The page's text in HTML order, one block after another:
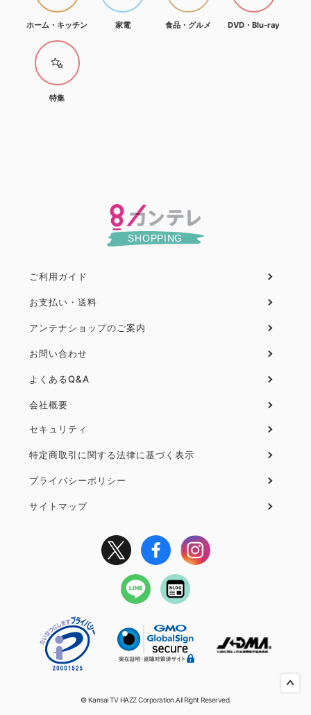
ホーム・キッチン 家電 食品・グルメ DVD・Blu-ray
特集
フ
ー
ご利用ガイド
お支払い・送料
アンテナショップのご案内
お問い合わせ
よくあるQ&A
会社概要
フ
ッ
ー
２
セキュリティ
特定商取引に関する法律に基づく表示
プライバシーポリシー
サイトマップ
© Kansai TV HAZZ Corporation.All Right Reserved.